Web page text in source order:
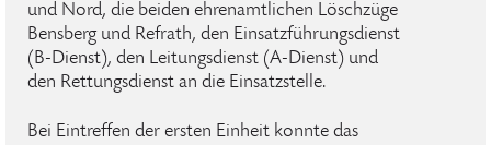
und Nord, die beiden ehrenamtlichen Löschzüge
Bensberg und Refrath, den Einsatzführungsdienst
(B-Dienst), den Leitungsdienst (A-Dienst) und
den Rettungsdienst an die Einsatzstelle.
Bei Eintreffen der ersten Einheit konnte das